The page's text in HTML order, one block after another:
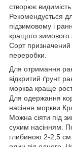
створює видимість
Рекомендується
підзимовому і
кращого зимового
Сорт призначений
переробки.
Для отримання
відкритий ґрунт
морква краще
Для одержання
насіння моркви
Можна сіяти під
сухим насінням.
глибиною 2-2,5